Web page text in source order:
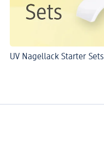
UV Nagellack Starter Sets